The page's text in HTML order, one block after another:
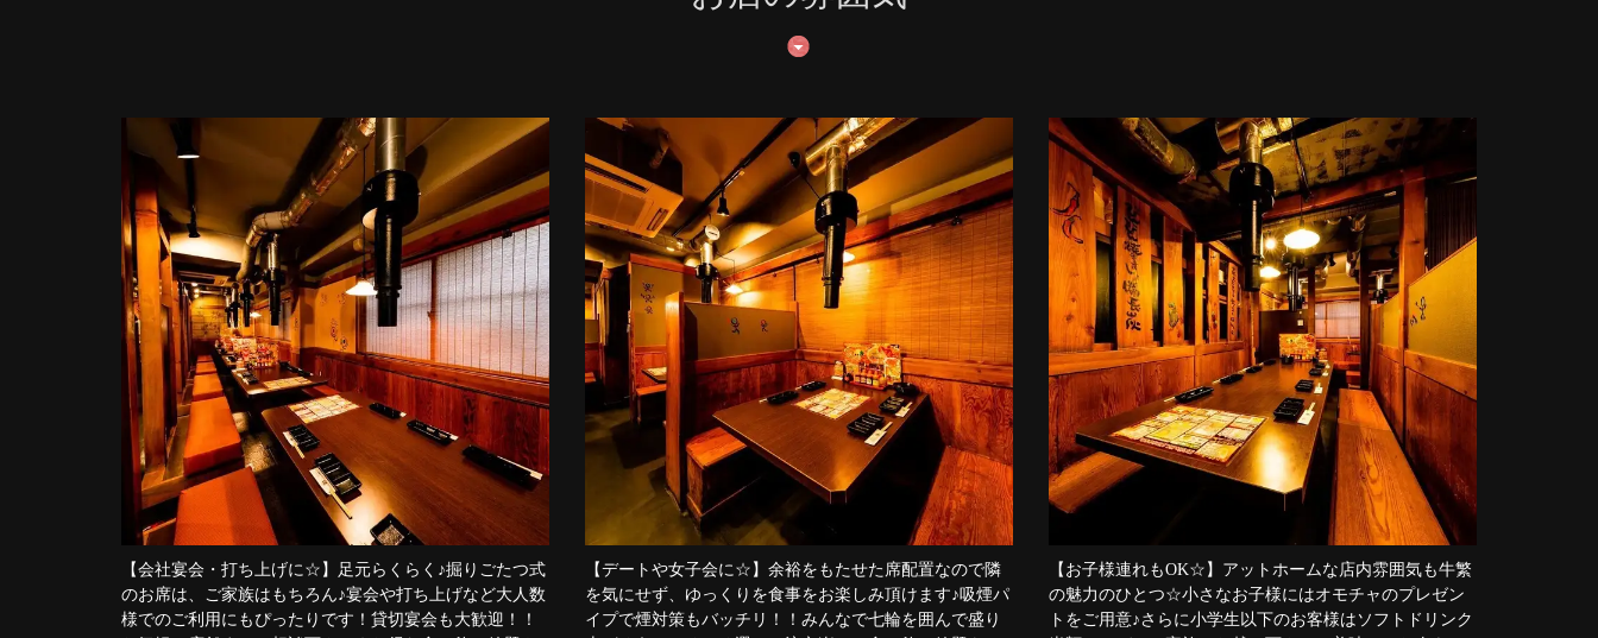
【会社宴会・打ち上げに☆】足元らくらく♪掘りごたつ式
のお席は、ご家族はもちろん♪宴会や打ち上げなど大人数
様でのご利用にもぴったりです！貸切宴会も大歓迎！！
【デートや女子会に☆】余裕をもたせた席配置なので隣
を気にせず、ゆっくりを食事をお楽しみ頂けます♪吸煙パ
イプで煙対策もバッチリ！！みんなで七輪を囲んで盛り
【お子様連れもOK☆】アットホームな店内雰囲気も牛繁
の魅力のひとつ☆小さなお子様にはオモチャのプレゼン
トをご用意♪さらに小学生以下のお客様はソフトドリンク